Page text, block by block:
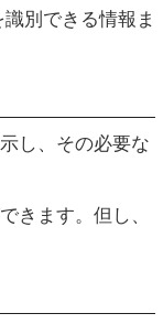
別できる情報ま
し、その必要な
ます。但し、